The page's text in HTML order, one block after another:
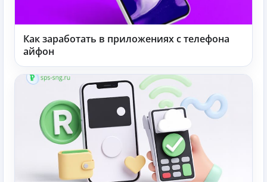
Как заработать в приложениях с телефона
айфон